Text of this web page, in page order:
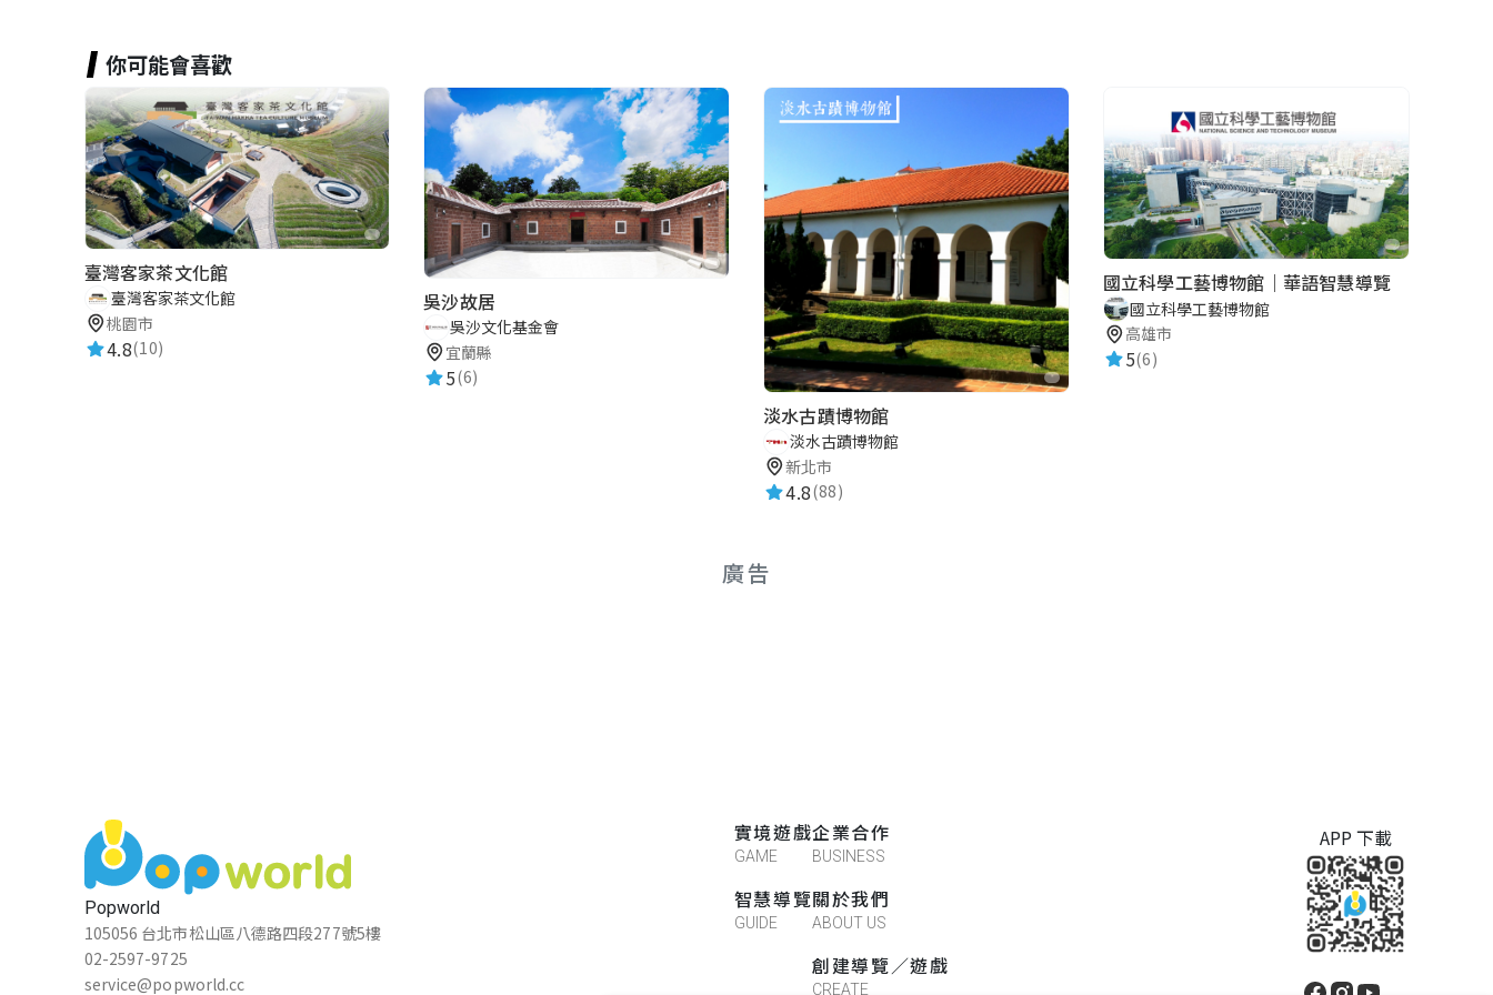
你可能會喜歡
臺灣客家茶文化館
臺灣客家茶文化館
桃園市
4.8(10)
吳沙故居
吳沙文化基金會
宜蘭縣
5(6)
淡水古蹟博物館
淡水古蹟博物館
新北市
4.8(88)
國立科學工藝博物館｜華語智慧導覽
國立科學工藝博物館
高雄市
5(6)
廣告
Popworld
105056 台北市松山區八德路四段277號5樓
02-2597-9725
service@popworld.cc
實境遊戲
GAME
智慧導覽
GUIDE
企業合作
BUSINESS
關於我們
ABOUT US
創建導覽／遊戲
CREATE
APP 下載